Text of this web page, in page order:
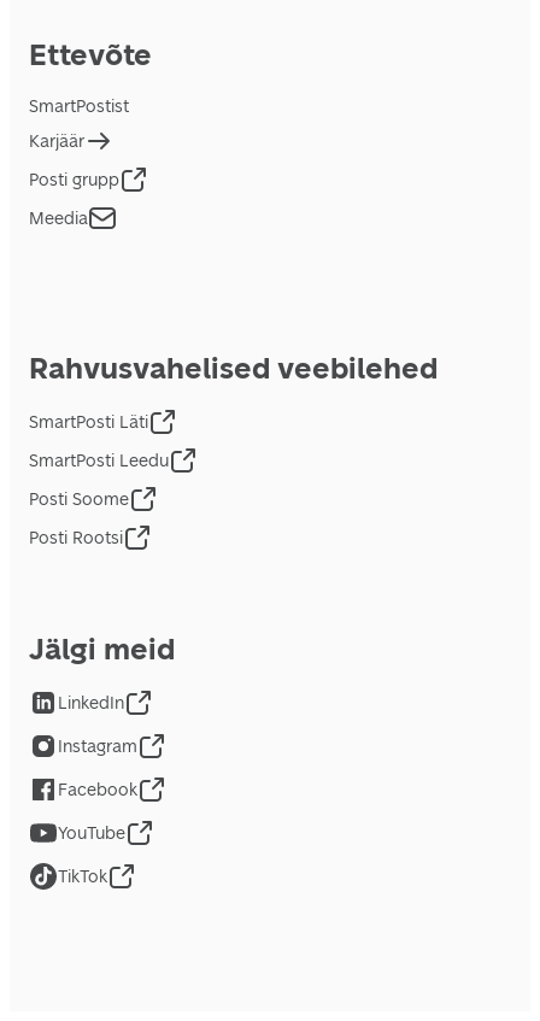
Ettevõte
SmartPostist
Karjäär
Posti grupp
Meedia
Rahvusvahelised veebilehed
SmartPosti Läti
SmartPosti Leedu
Posti Soome
Posti Rootsi
Jälgi meid
LinkedIn
Instagram
Facebook
YouTube
TikTok